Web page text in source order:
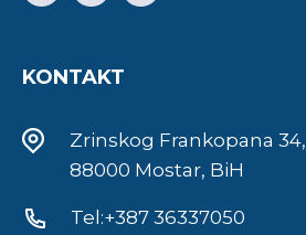
KONTAKT
Zrinskog Frankopana 34,
88000 Mostar, BiH
Tel:+387 36337050